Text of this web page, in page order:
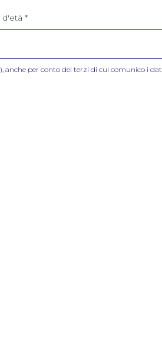
), anche per conto dei terzi di cui comunico i